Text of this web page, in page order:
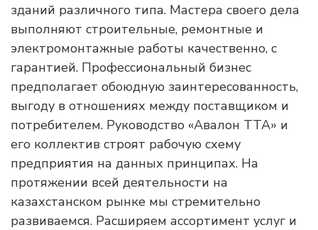
зданий различного типа. Мастера своего дела
выполняют строительные, ремонтные и
электромонтажные работы качественно, с
гарантией. Профессиональный бизнес
предполагает обоюдную заинтересованность,
выгоду в отношениях между поставщиком и
потребителем. Руководство «Авалон ТТА» и
его коллектив строят рабочую схему
предприятия на данных принципах. На
протяжении всей деятельности на
казахстанском рынке мы стремительно
развиваемся. Расширяем ассортимент услуг и